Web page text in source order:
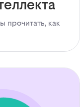
прочитать, как